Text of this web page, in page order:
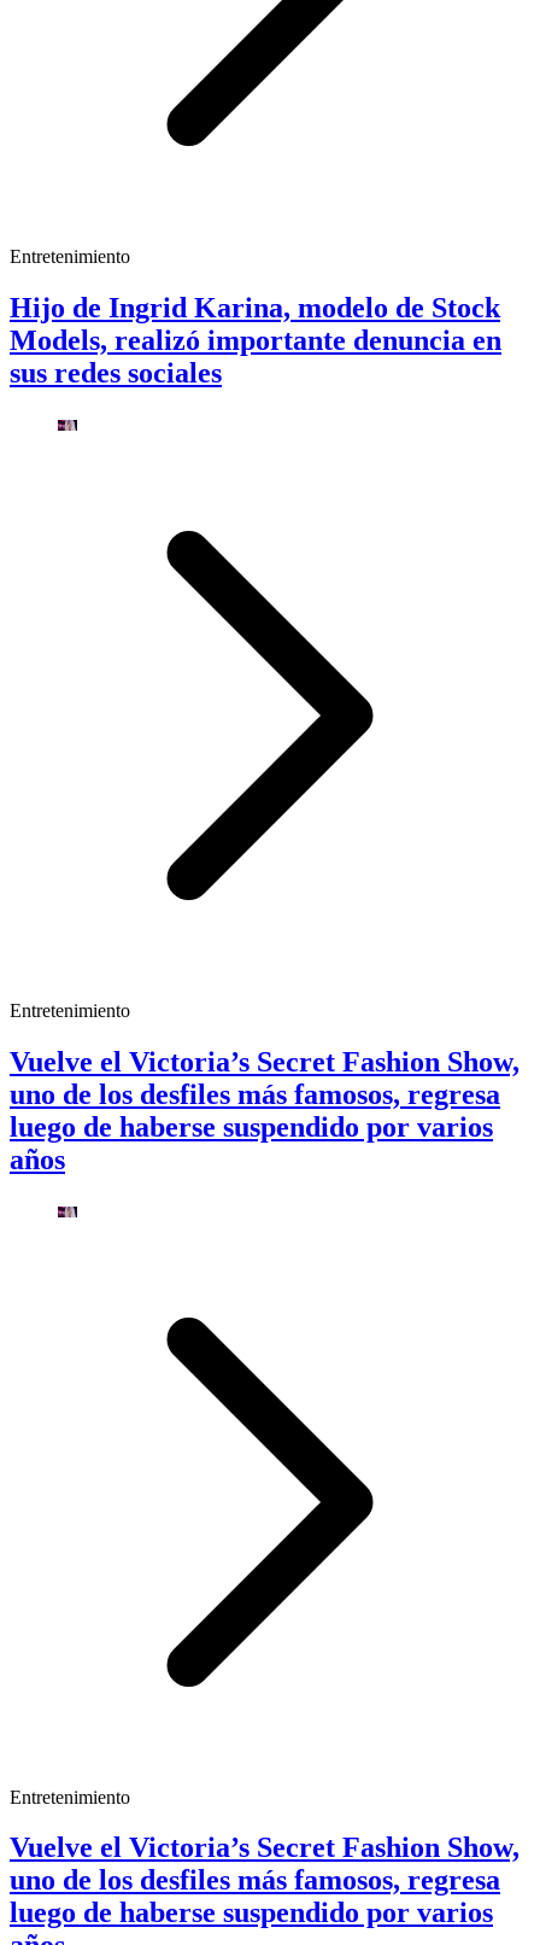
Entretenimiento
Hijo de Ingrid Karina, modelo de Stock
Models, realizó importante denuncia en
sus redes sociales
Entretenimiento
Vuelve el Victoria’s Secret Fashion Show,
uno de los desfiles más famosos, regresa
luego de haberse suspendido por varios
años
Entretenimiento
Vuelve el Victoria’s Secret Fashion Show,
uno de los desfiles más famosos, regresa
luego de haberse suspendido por varios